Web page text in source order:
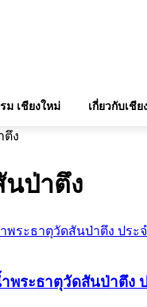
ม เชียงใหม่ เกี่ยวกับเชี
ตึง
นป่าตึง
พระธาตุวัดสันป่าตึง